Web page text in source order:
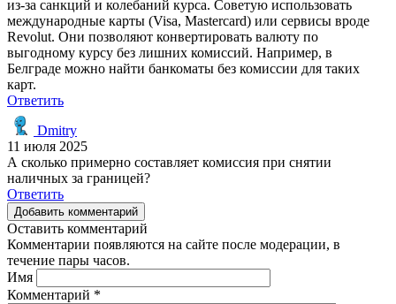
из-за санкций и колебаний курса. Советую использовать
международные карты (Visa, Mastercard) или сервисы вроде
Revolut. Они позволяют конвертировать валюту по
выгодному курсу без лишних комиссий. Например, в
Белграде можно найти банкоматы без комиссии для таких
карт.
Ответить
Dmitry
11 июля 2025
А сколько примерно составляет комиссия при снятии
наличных за границей?
Ответить
Добавить комментарий
Оставить комментарий
Комментарии появляются на сайте после модерации, в
течение пары часов.
Имя
Комментарий *